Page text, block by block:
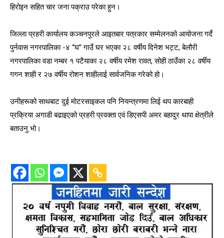
हिरोइन सहित चार जना पक्राउ परेका हुन।
जिल्ला प्रहरी कार्यालय कञ्चनपुरले आइतबार पत्रकार सम्मेलनको आयोजना गर्दे
पुर्नवास नगरपालिका -४ “घ” गाउँ घर भएका २८ वर्षीय दिनेश भट्ट, बेलौरी
नगरपालिका वडा नम्बर १ पटैयाका २८ वर्षीय रमेश रावत, सोही ठाउँका २८ वर्षीय
गगन शाही र २७ वर्षीय रोशन शाहीलाई सार्वजनिक गरेको हो।
उनीहरूको साथबाट दुई मोटरसाइकल पनि नियन्त्रणमा लिई थप कारबाही
प्रक्रिया अगाडी बढाइएको प्रहरी प्रवक्ता एवं डिएसपी अमर बहादुर थापा क्षेत्रीले
बताउनु भो।